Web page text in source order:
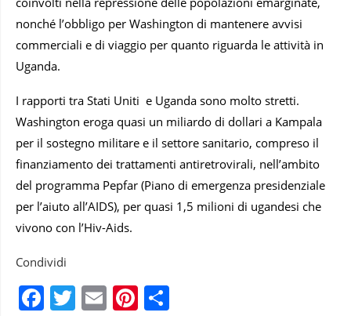
nonché l’obbligo per Washington di mantenere avvisi
commerciali e di viaggio per quanto riguarda le attività in
Uganda.
I rapporti tra Stati Uniti e Uganda sono molto stretti.
Washington eroga quasi un miliardo di dollari a Kampala
per il sostegno militare e il settore sanitario, compreso il
finanziamento dei trattamenti antiretrovirali, nell’ambito
del programma Pepfar (Piano di emergenza presidenziale
per l’aiuto all’AIDS), per quasi 1,5 milioni di ugandesi che
vivono con l’Hiv-Aids.
Condividi
Facebook
Twitter
EmailPinterest